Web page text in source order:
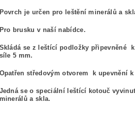
Povrch je určen pro leštění minerálů a
Pro brusku v naší nabídce.
Skládá se z leštící podložky připevněné
síle 5 mm.
Opatřen středovým otvorem k upevnění
Jedná se o speciální leštící kotouč
minerálů a skla.